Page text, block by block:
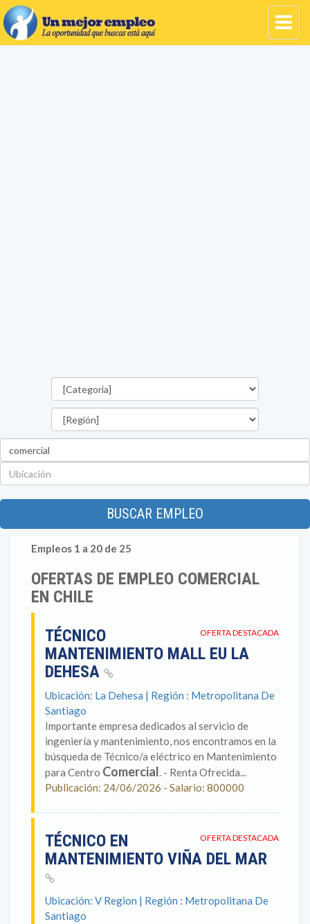
BUSCAR EMPLEO
Empleos 1 a 20 de 25
OFERTAS DE EMPLEO COMERCIAL
EN CHILE
OFERTA DESTACADA
TÉCNICO
MANTENIMIENTO MALL EU LA
DEHESA
Ubicación: La Dehesa | Región : Metropolitana De
Santiago
Importante empresa dedicados al servicio de
ingeniería y mantenimiento, nos encontramos en la
búsqueda de Técnico/a eléctrico en Mantenimiento
para Centro Comercial. - Renta Ofrecida...
Publicación: 24/06/2026 - Salario: 800000
OFERTA DESTACADA
TÉCNICO EN
MANTENIMIENTO VIÑA DEL MAR
Ubicación: V Region | Región : Metropolitana De
Santiago